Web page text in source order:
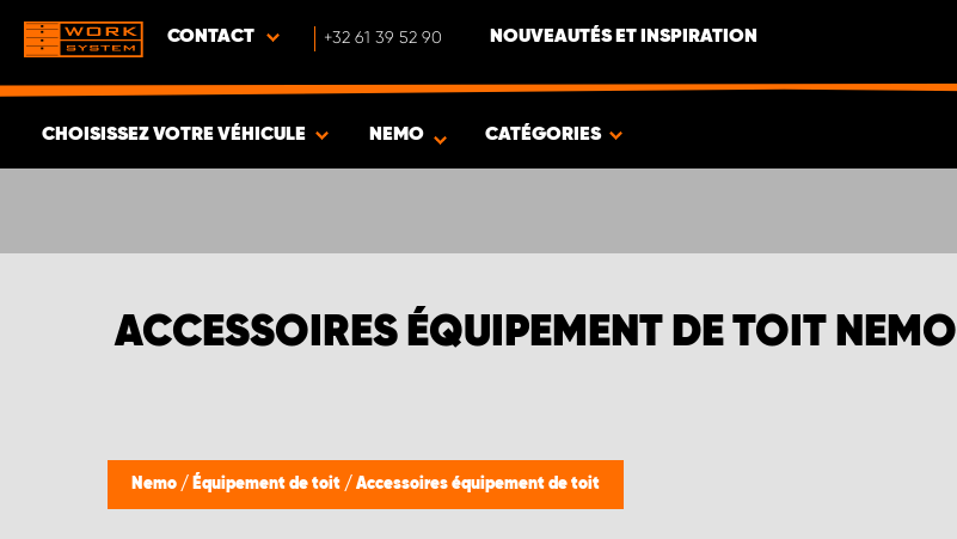
CONTACT +32 61 39 52 90 NOUVEAUTÉS ET INSPIRATION
CHOISISSEZ VOTRE VÉHICULE NEMO CATÉGORIES
ACCESSOIRES ÉQUIPEMENT DE TOIT NEMO
Nemo / Équipement de toit / Accessoires équipement de toit